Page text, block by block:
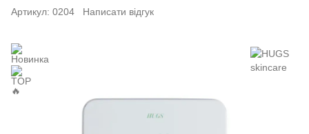
Артикул: 0204 Написати відгук